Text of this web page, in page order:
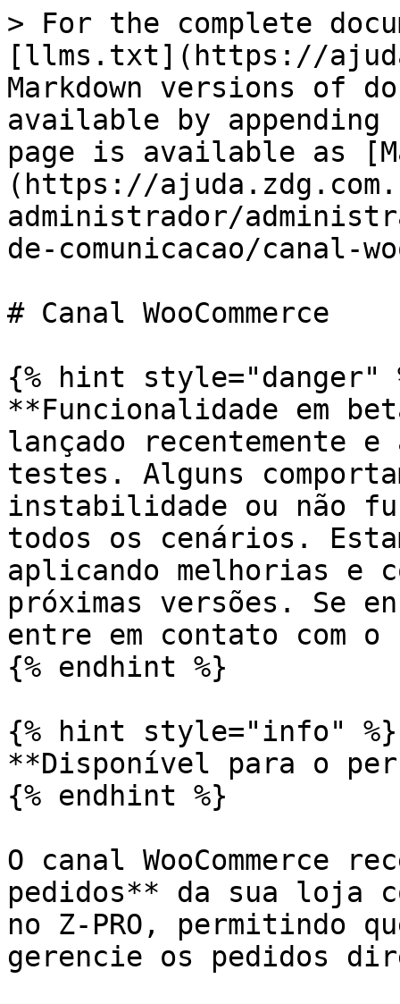
> For the complete
[llms.txt](https://
Markdown versions of
available by
page is available as
(https://
administrador/
de-comunicacao/canal-
# Canal WooCommerce
{% hint style="danger"
**Funcionalidade em
lançado recentemente
testes. Alguns
instabilidade ou não
todos os cenários.
aplicando melhorias e
próximas versões. Se
entre em contato com
{% endhint %}
{% hint style="info" %}
**Disponível para o
{% endhint %}
O canal WooCommerce
pedidos** da sua loja
no Z-PRO, permitindo
gerencie os pedidos